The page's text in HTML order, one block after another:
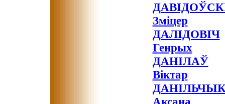
Зміцер
ДАЛІДОВІЧ
Генрых
ДАНІЛАЎ
Віктар